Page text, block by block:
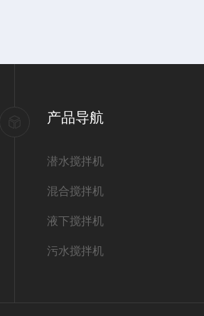
产品导航
潜水搅拌机
混合搅拌机
液下搅拌机
污水搅拌机